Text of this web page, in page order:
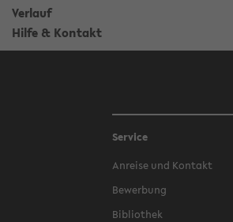
Verlauf
Hilfe & Kontakt
Service
Anreise und Kontakt
Bewerbung
Bibliothek